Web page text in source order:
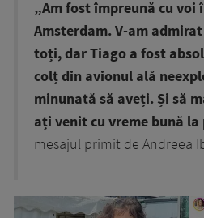
„Am fost împreună cu voi
Amsterdam. V-am
toți, dar Tiago a fost
colț din avionul ală
minunată să aveți. Și să
ați venit cu vreme bună la
mesajul primit de Andreea